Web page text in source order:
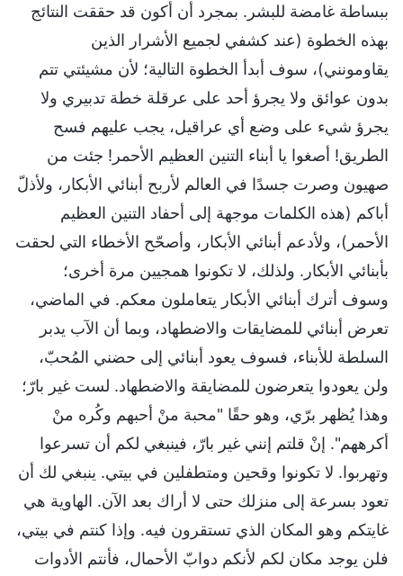
ببساطة غامضة للبشر. بمجرد أن أكون قد حققت النتائج
بهذه الخطوة (عند كشفي لجميع الأشرار الذين
يقاومونني)، سوف أبدأ الخطوة التالية؛ لأن مشيئتي تتم
بدون عوائق ولا يجرؤ أحد على عرقلة خطة تدبيري ولا
يجرؤ شيء على وضع أي عراقيل، يجب عليهم فسح
الطريق! أصغوا يا أبناء التنين العظيم الأحمر! جئت من
صهيون وصرت جسدًا في العالم لأربح أبنائي الأبكار، ولأذلّ
أباكم (هذه الكلمات موجهة إلى أحفاد التنين العظيم
الأحمر)، ولأدعم أبنائي الأبكار، وأصحّح الأخطاء التي لحقت
بأبنائي الأبكار. ولذلك، لا تكونوا همجيين مرة أخرى؛
وسوف أترك أبنائي الأبكار يتعاملون معكم. في الماضي،
تعرض أبنائي للمضايقات والاضطهاد، وبما أن الآب يدبر
السلطة للأبناء، فسوف يعود أبنائي إلى حضني المُحبّ،
ولن يعودوا يتعرضون للمضايقة والاضطهاد. لست غير بارّ؛
وهذا يُظهر برّي، وهو حقًا "محبة منْ أحبهم وكُره منْ
أكرههم". إنْ قلتم إنني غير بارّ، فينبغي لكم أن تسرعوا
وتهربوا. لا تكونوا وقحين ومتطفلين في بيتي. ينبغي لك أن
تعود بسرعة إلى منزلك حتى لا أراك بعد الآن. الهاوية هي
غايتكم وهو المكان الذي تستقرون فيه. وإذا كنتم في بيتي،
فلن يوجد مكان لكم لأنكم دوابّ الأحمال، فأنتم الأدوات